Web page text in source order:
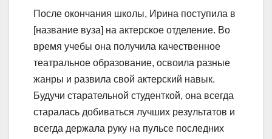
После окончания школы, Ирина поступила в
[название вуза] на актерское отделение. Во
время учебы она получила качественное
театральное образование, освоила разные
жанры и развила свой актерский навык.
Будучи старательной студенткой, она всегда
старалась добиваться лучших результатов и
всегда держала руку на пульсе последних